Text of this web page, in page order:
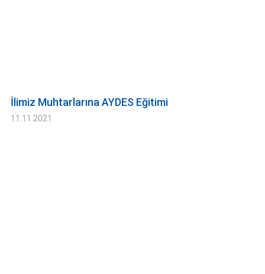
İlimiz Muhtarlarına AYDES Eğitimi
11.11.2021